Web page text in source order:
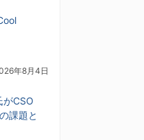
年8月4日
がCSO
課題と